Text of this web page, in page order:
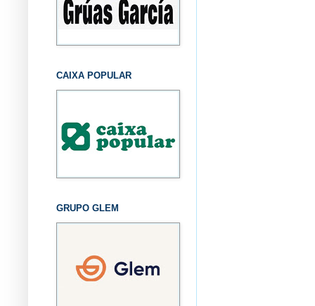
CAIXA POPULAR
GRUPO GLEM